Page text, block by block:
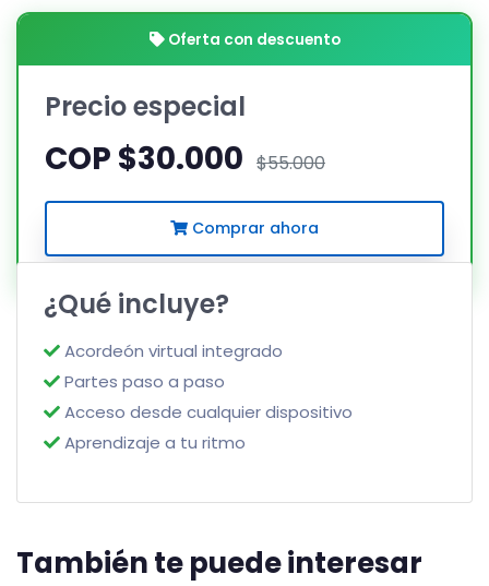
Oferta con descuento
Precio especial
COP $30.000 $55.000
Comprar ahora
¿Qué incluye?
Acordeón virtual integrado
Partes paso a paso
Acceso desde cualquier dispositivo
Aprendizaje a tu ritmo
También te puede interesar